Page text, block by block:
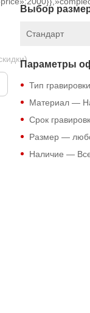
Выбор
Стандарт
Параметры
Тип
Материал —
Срок
Размер —
Наличие —